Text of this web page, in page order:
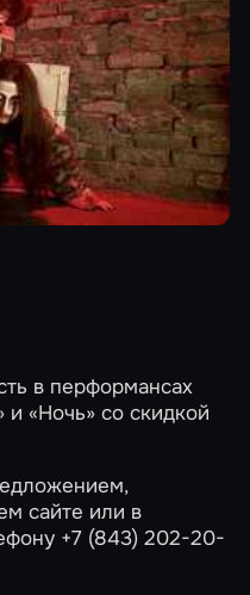
в перформансах
и«Ночь» со скидкой
сайте или в
+7 (843) 202-20-